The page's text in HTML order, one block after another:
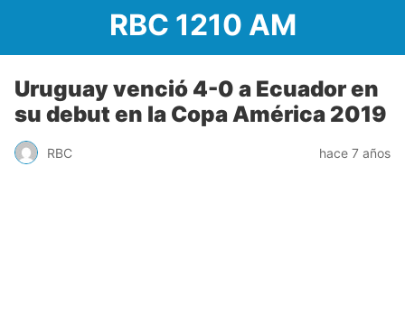
RBC 1210 AM
Uruguay venció 4-0 a Ecuador en
su debut en la Copa América 2019
RBC hace 7 años